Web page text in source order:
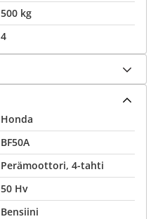
500 kg
4
Honda
BF50A
Perämoottori, 4-tahti
50 Hv
Bensiini